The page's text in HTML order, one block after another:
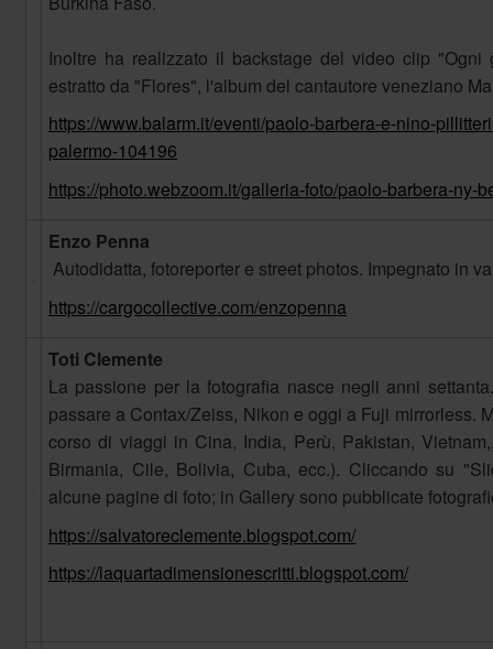
Inoltre ha realizzato il backstage del video clip
estratto da "Flores", l'album del cantautore veneziano
https://www.balarm.it/eventi/paolo-barbera-e-nino-
palermo-104196
https://photo.webzoom.it/galleria-foto/paolo-barbera-ny-
Enzo Penna
Autodidatta, fotoreporter e street photos. Impegnato in
https://cargocollective.com/enzopenna
Toti Clemente
La passione per la fotografia nasce negli anni
passare a Contax/Zeiss, Nikon e oggi a Fuji mirrorless.
corso di viaggi in Cina, India, Perù, Pakistan,
Birmania, Cile, Bolivia, Cuba, ecc.). Cliccando su
alcune pagine di foto; in Gallery sono pubblicate
https://salvatoreclemente.blogspot.com/
https://laquartadimensionescritti.blogspot.com/